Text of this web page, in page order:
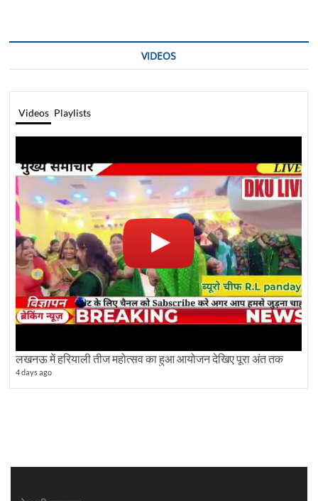
VIDEOS
Videos Playlists
लखनऊ में हरियाली तीज महोत्सव का हुआ आयोजन देखिए पूरा अंत तक
4 days ago